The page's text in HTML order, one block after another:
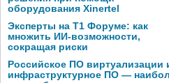
оборудования Xinertel
Эксперты на Т1 Форуме: как
множить ИИ-возможности,
сокращая риски
Российское ПО виртуализации
инфраструктурное ПО —